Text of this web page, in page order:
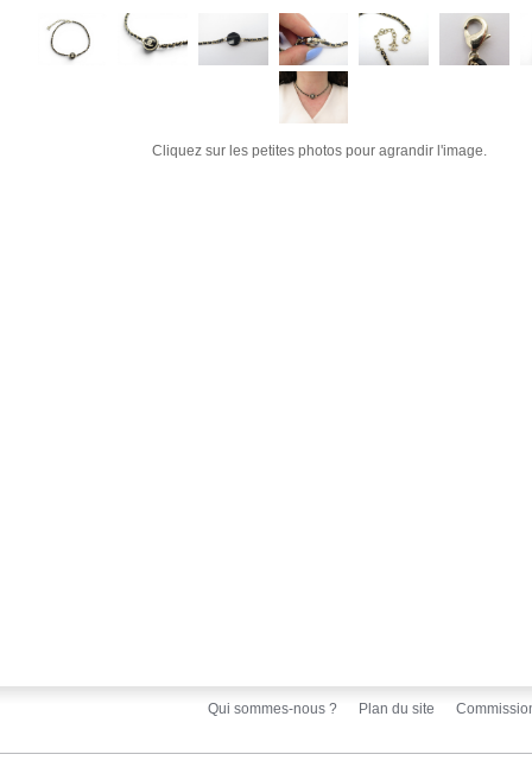
Cliquez sur les petites photos pour agrandir l'image.
Qui sommes-nous ? Plan du site